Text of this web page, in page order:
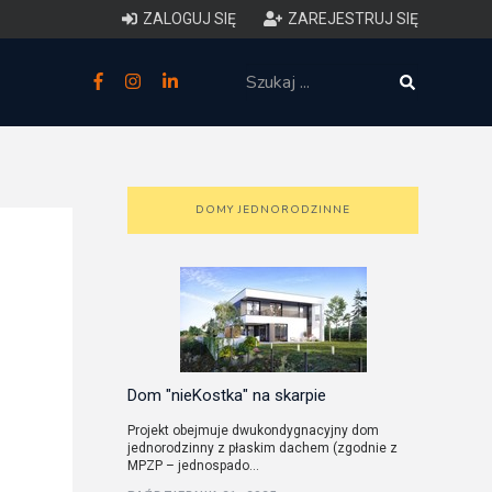
ZALOGUJ SIĘ ZAREJESTRUJ SIĘ
zakres i forma projektu
przestrzennym
DOMY JEDNORODZINNE
Dom "nieKostka" na skarpie
Projekt obejmuje dwukondygnacyjny dom
jednorodzinny z płaskim dachem (zgodnie z
MPZP – jednospado...